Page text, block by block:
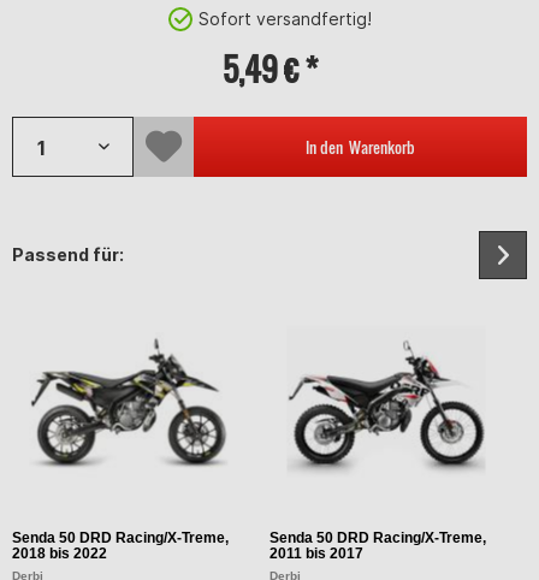
Sofort versandfertig!
5,49 € *
In den Warenkorb
Passend für:
Senda 50 DRD Racing/X-Treme,
2018 bis 2022
Derbi
Senda 50 DRD Racing/X-Treme,
2011 bis 2017
Derbi